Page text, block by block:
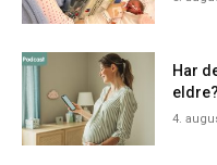
Har
eldre?
4.